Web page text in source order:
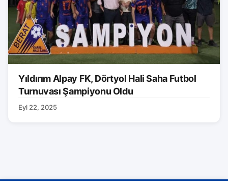
Yıldırım Alpay FK, Dörtyol Hali Saha Futbol
Turnuvası Şampiyonu Oldu
Eyl 22, 2025